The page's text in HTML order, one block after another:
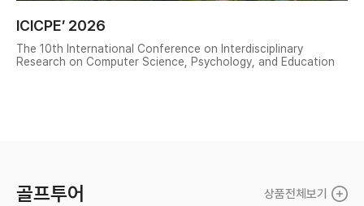
ICICPE’ 2026
The 10th International Conference on Interdisciplinary
Research on Computer Science, Psychology, and Education
골프투어 상품전체보기